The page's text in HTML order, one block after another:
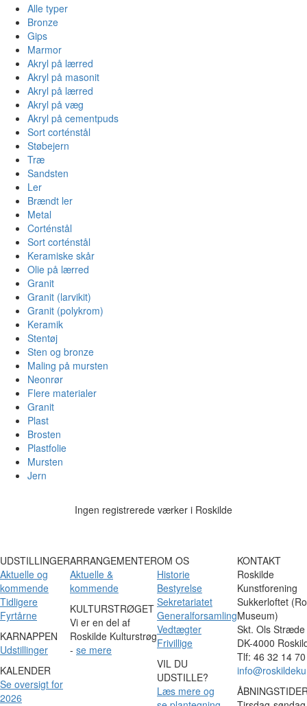
Alle typer
Bronze
Gips
Marmor
Akryl på lærred
Akryl på masonit
Akryl på lærred
Akryl på væg
Akryl på cementpuds
Sort corténstål
Støbejern
Træ
Sandsten
Ler
Brændt ler
Metal
Corténstål
Sort corténstål
Keramiske skår
Olie på lærred
Granit
Granit (larvikit)
Granit (polykrom)
Keramik
Stentøj
Sten og bronze
Maling på mursten
Neonrør
Flere materialer
Granit
Plast
Brosten
Plastfolie
Mursten
Jern
Ingen registrerede værker i Roskilde
UDSTILLINGER
Aktuelle og
kommende
Tidligere
Fyrtårne
KARNAPPEN
Udstillinger
KALENDER
Se oversigt for
2026
ARRANGEMENTER
Aktuelle &
kommende
KULTURSTRØGET
Vi er en del af
Roskilde Kulturstrøg
- se mere
OM OS
Historie
Bestyrelse
Sekretariatet
Generalforsamling
Vedtægter
Frivillige
VIL DU
UDSTILLE?
Læs mere og
KONTAKT
Roskilde
Kunstforening
Sukkerloftet
Museum)
Skt. Ols
DK-4000
Tlf: 46 32 14 70